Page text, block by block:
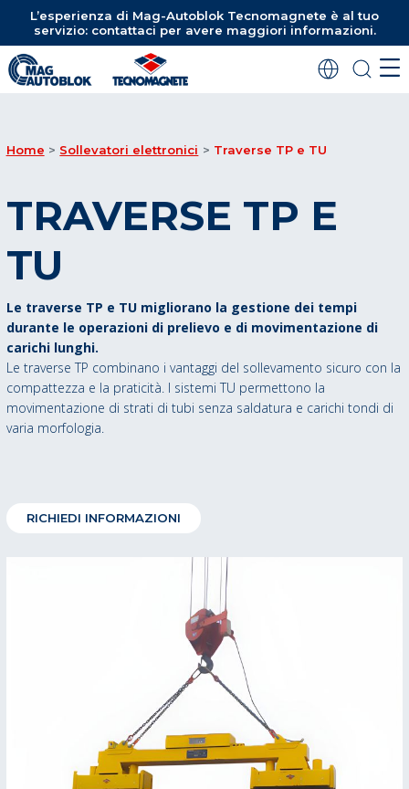
L’esperienza di Mag-Autoblok Tecnomagnete è al tuo
servizio: contattaci per avere maggiori informazioni.
Home Sollevatori elettronici Traverse TP e TU
TRAVERSE TP E
TU
Le traverse TP e TU migliorano la gestione dei tempi
durante le operazioni di prelievo e di movimentazione di
carichi lunghi.
Le traverse TP combinano i vantaggi del sollevamento sicuro con la
compattezza e la praticità. I sistemi TU permettono la
movimentazione di strati di tubi senza saldatura e carichi tondi di
varia morfologia.
RICHIEDI INFORMAZIONI